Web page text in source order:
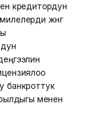
кредитордун
жөнгө
банкроттук
менен